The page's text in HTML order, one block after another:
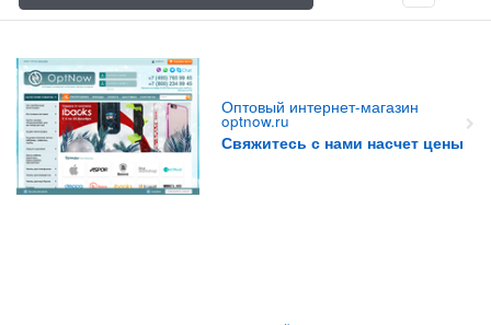
Оптовый интернет-магазин
optnow.ru
Свяжитесь с нами насчет цены